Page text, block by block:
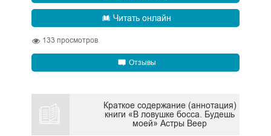
Читать онлайн
133 просмотров
Отзывы
Краткое содержание (аннотация)
книги «В ловушке босса. Будешь
моей» Астры Веер